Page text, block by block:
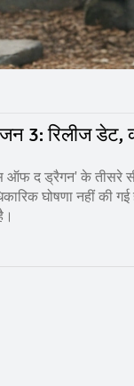
3: रिलीज डेट,
द ड्रैगन' के तीसरे
घोषणा नहीं की